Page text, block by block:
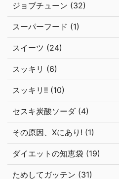
ジョブチューン (32)
スーパーフード (1)
スイーツ (24)
スッキリ (6)
スッキリ!! (10)
セスキ炭酸ソーダ (4)
その原因、Xにあり! (1)
ダイエットの知恵袋 (19)
ためしてガッテン (31)